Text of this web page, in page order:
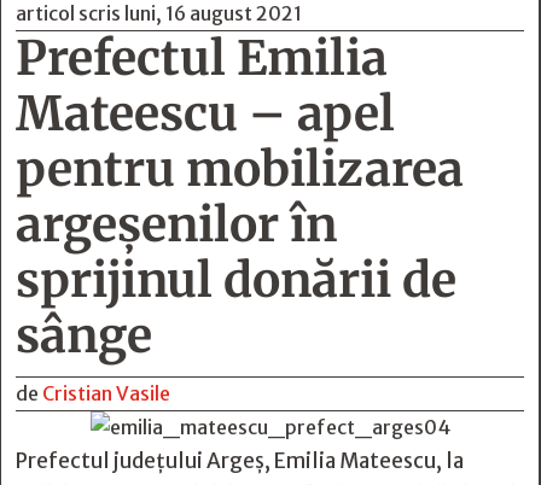
articol scris luni, 16 august 2021
Prefectul Emilia
Mateescu – apel
pentru mobilizarea
argeșenilor în
sprijinul donării de
sânge
de Cristian Vasile
Prefectul județului Argeș, Emilia Mateescu, la